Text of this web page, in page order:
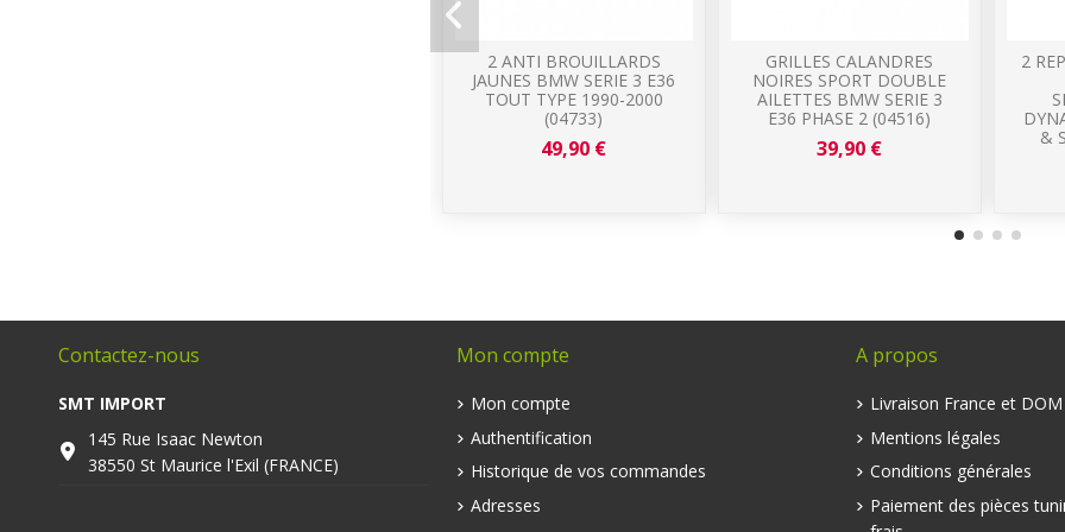
2 ANTI BROUILLARDS
JAUNES BMW SERIE 3 E36
TOUT TYPE 1990-2000
(04733)
49,90 €
GRILLES CALANDRES
NOIRES SPORT DOUBLE
AILETTES BMW SERIE 3
E36 PHASE 2 (04516)
39,90 €
2
&
Contactez-nous
SMT IMPORT
145 Rue Isaac Newton
38550 St Maurice l'Exil (FRANCE)
Mon compte
Mon compte
Authentification
Historique de vos commandes
Adresses
A propos
Livraison France et
Mentions légales
Conditions générales
Paiement des pièces